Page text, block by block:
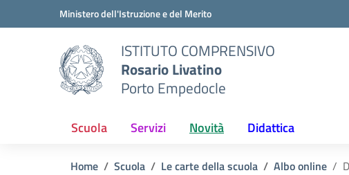
Vai ai contenuti
Vai al menu di navigazioneMinistero dell'Istruzione e del Merito
ISTITUTO COMPRENSIVO
Rosario Livatino
Porto Empedocle
Scuola Servizi Novità Didattica
Home Scuola Le carte della scuola Albo online